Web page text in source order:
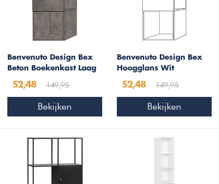
Benvenuto Design Bex
Beton Boekenkast Laag
52,48 149,95
Bekijken
Benvenuto Design Bex
Hoogglans Wit
52,48 149,95
Bekijken